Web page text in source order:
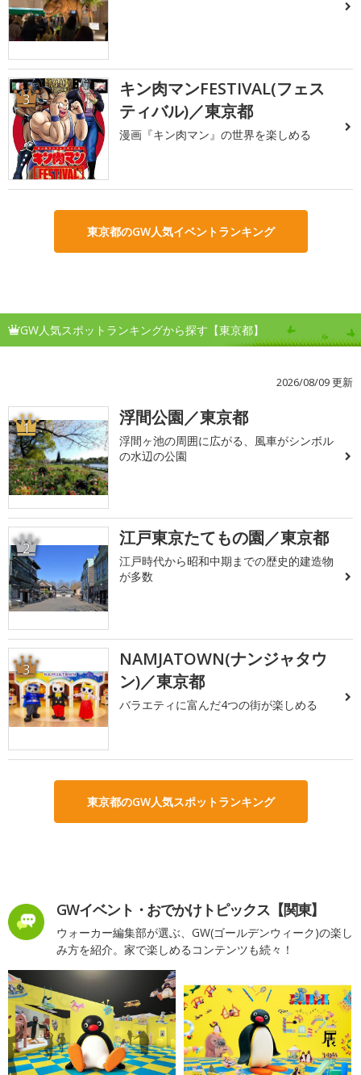
3
キン肉マンFESTIVAL(フェス
ティバル)／東京都
漫画『キン肉マン』の世界を楽しめる
東京都のGW人気イベントランキング
GW人気スポットランキングから探す【東京都】
2026/08/09 更新
1 浮間公園／東京都
浮間ヶ池の周囲に広がる、風車がシンボル
の水辺の公園
2 江戸東京たてもの園／東京都
江戸時代から昭和中期までの歴史的建造物
が多数
3
NAMJATOWN(ナンジャタウ
ン)／東京都
バラエティに富んだ4つの街が楽しめる
東京都のGW人気スポットランキング
GWイベント・おでかけトピックス【関東】
ウォーカー編集部が選ぶ、GW(ゴールデンウィーク)の楽し
み方を紹介。家で楽しめるコンテンツも続々！